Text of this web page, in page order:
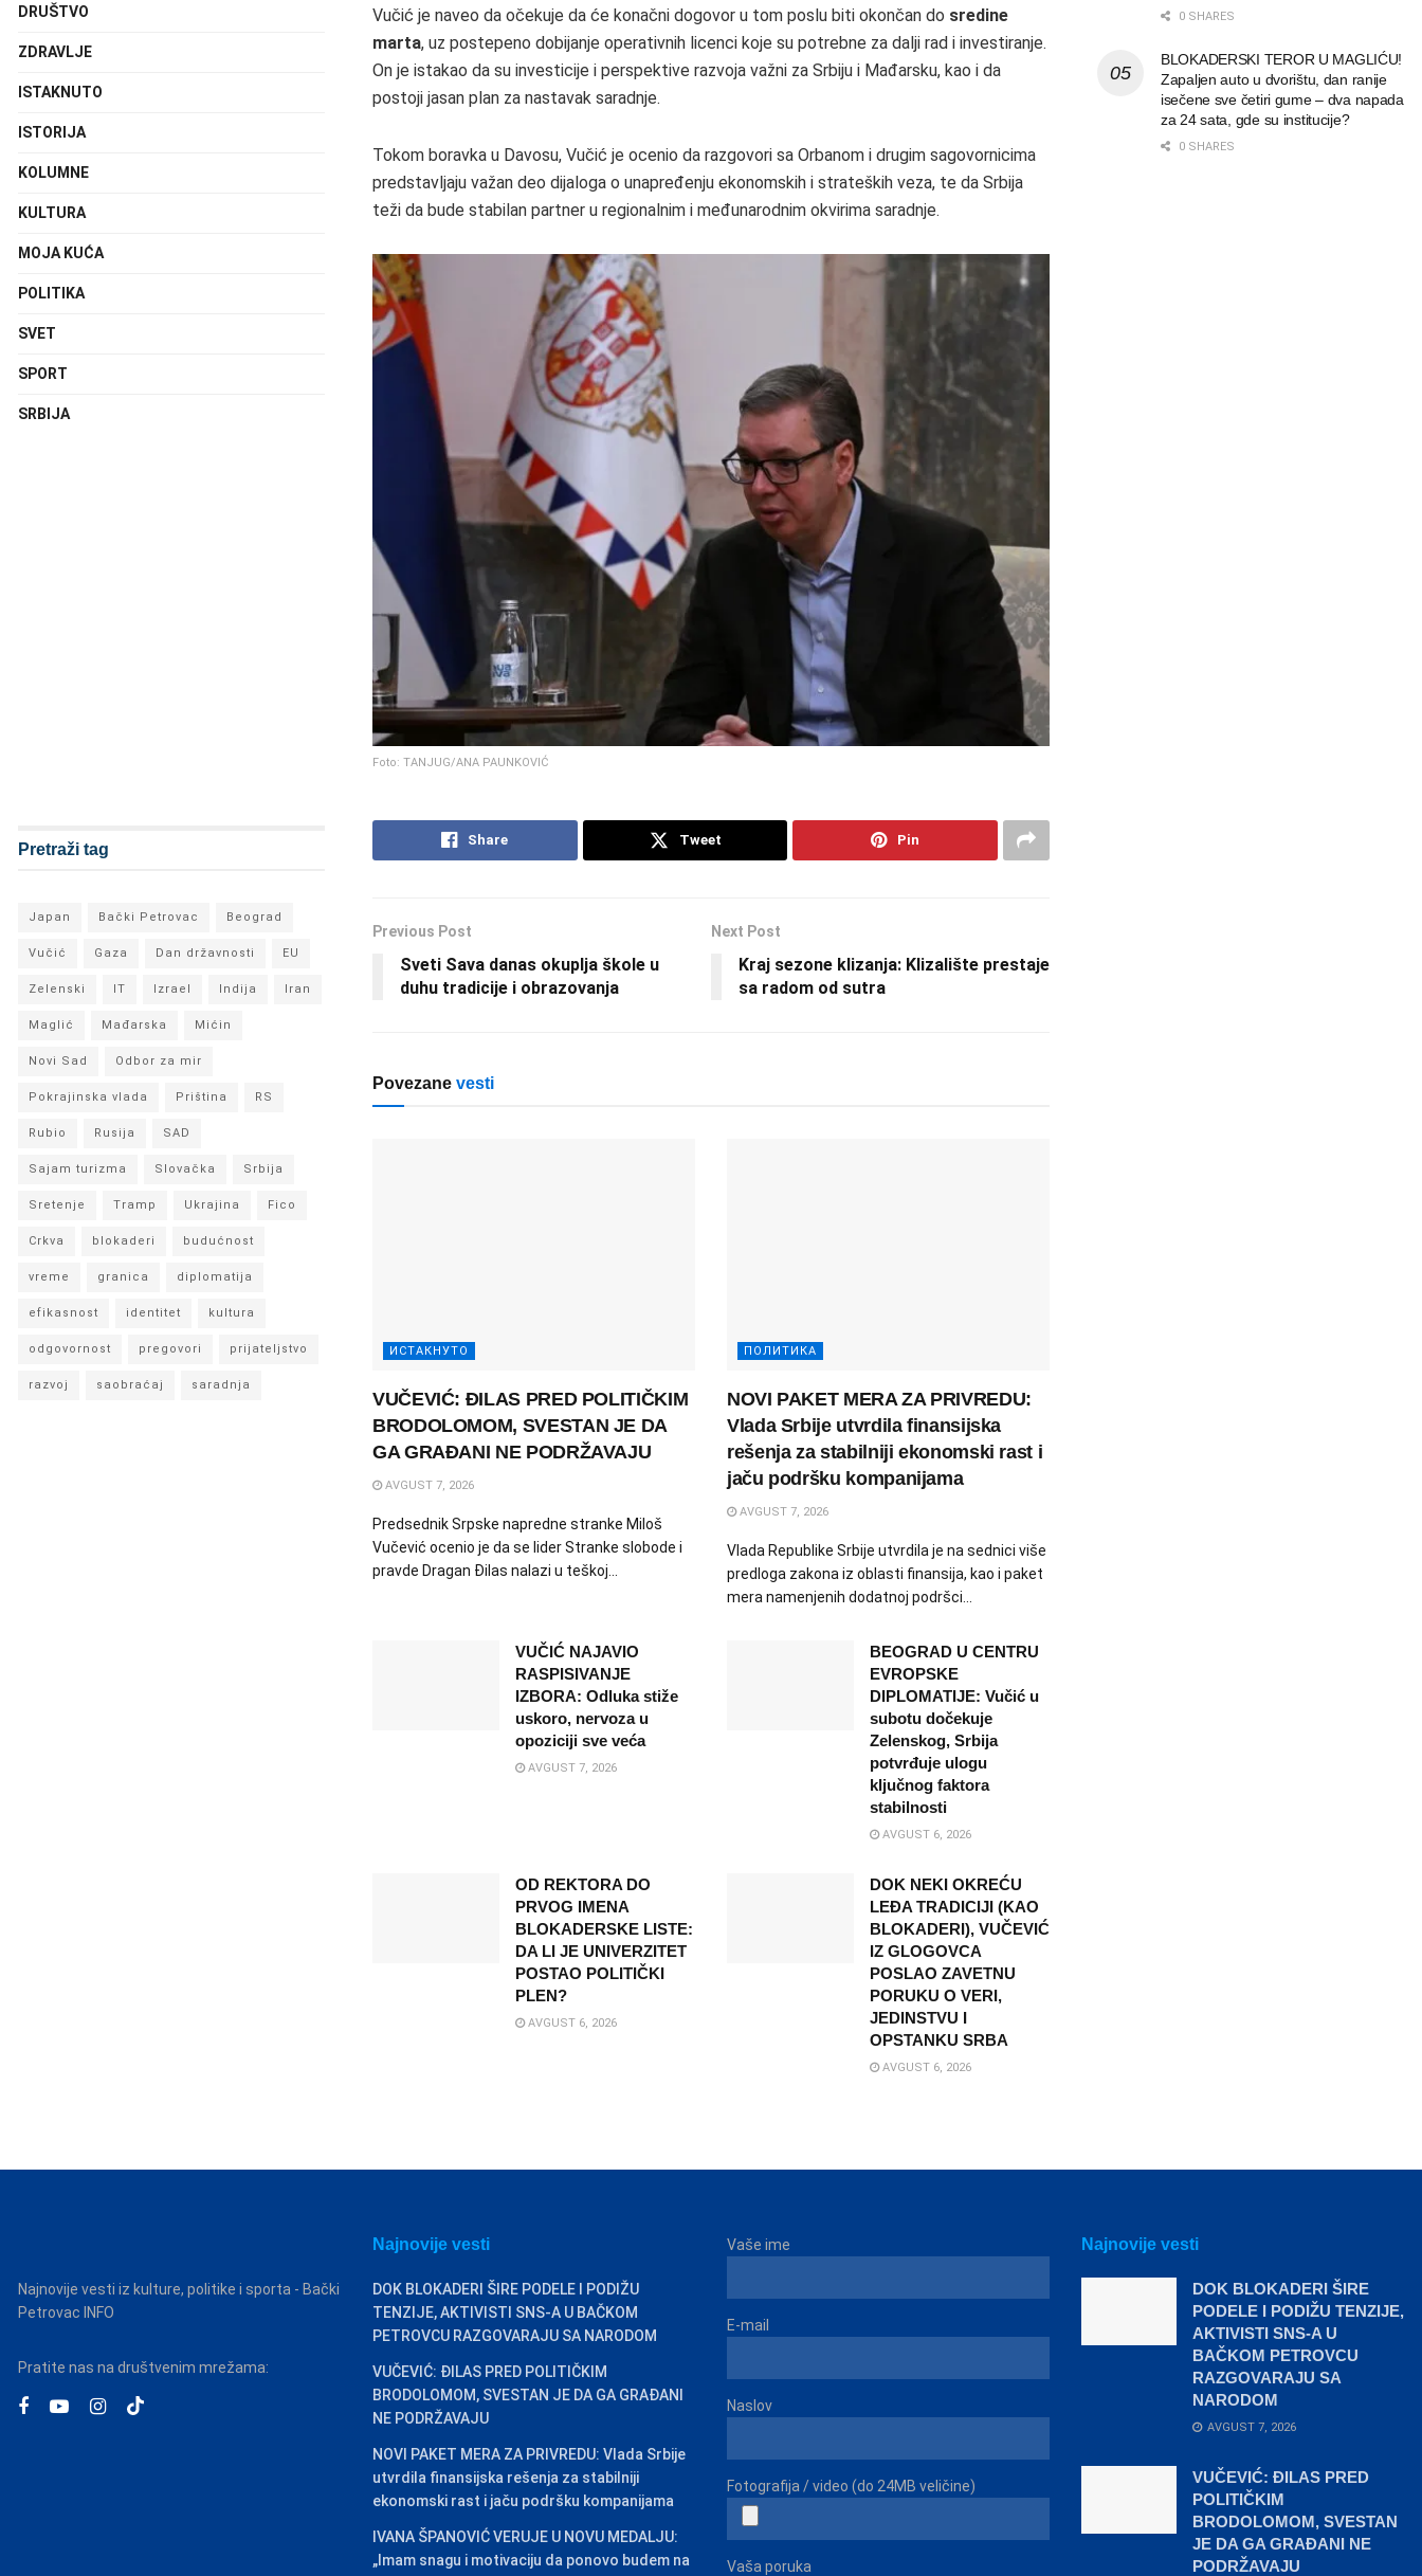
Vučić je naveo da očekuje da će konačni dogovor u tom poslu biti okončan do sredine
marta, uz postepeno dobijanje operativnih licenci koje su potrebne za dalji rad i investiranje.
On je istakao da su investicije i perspektive razvoja važni za Srbiju i Mađarsku, kao i da
postoji jasan plan za nastavak saradnje.
Tokom boravka u Davosu, Vučić je ocenio da razgovori sa Orbanom i drugim sagovornicima
predstavljaju važan deo dijaloga o unapređenju ekonomskih i strateških veza, te da Srbija
teži da bude stabilan partner u regionalnim i međunarodnim okvirima saradnje.
Foto: TANJUG/ANA PAUNKOVIĆ
Share Tweet Pin
Previous Post
Sveti Sava danas okuplja škole u
duhu tradicije i obrazovanja
Next Post
Kraj sezone klizanja: Klizalište prestaje
sa radom od sutra
Povezane vesti
ИСТАКНУТО
VUČEVIĆ: ĐILAS PRED POLITIČKIM
BRODOLOMOM, SVESTAN JE DA
GA GRAĐANI NE PODRŽAVAJU
AVGUST 7, 2026
Predsednik Srpske napredne stranke Miloš
Vučević ocenio je da se lider Stranke slobode i
pravde Dragan Đilas nalazi u teškoj...
ПОЛИТИКА
NOVI PAKET MERA ZA PRIVREDU:
Vlada Srbije utvrdila finansijska
rešenja za stabilniji ekonomski rast i
jaču podršku kompanijama
AVGUST 7, 2026
Vlada Republike Srbije utvrdila je na sednici više
predloga zakona iz oblasti finansija, kao i paket
mera namenjenih dodatnoj podršci...
VUČIĆ NAJAVIO
RASPISIVANJE
IZBORA: Odluka stiže
uskoro, nervoza u
opoziciji sve veća
AVGUST 7, 2026
BEOGRAD U CENTRU
EVROPSKE
DIPLOMATIJE: Vučić u
subotu dočekuje
Zelenskog, Srbija
potvrđuje ulogu
ključnog faktora
stabilnosti
AVGUST 6, 2026
OD REKTORA DO
PRVOG IMENA
BLOKADERSKE LISTE:
DA LI JE UNIVERZITET
POSTAO POLITIČKI
PLEN?
AVGUST 6, 2026
DOK NEKI OKREĆU
LEĐA TRADICIJI (KAO
BLOKADERI), VUČEVIĆ
IZ GLOGOVCA
POSLAO ZAVETNU
PORUKU O VERI,
JEDINSTVU I
OPSTANKU SRBA
AVGUST 6, 2026
DRUŠTVO
ZDRAVLJE
ISTAKNUTO
ISTORIJA
KOLUMNE
KULTURA
MOJA KUĆA
POLITIKA
SVET
SPORT
SRBIJA
Pretraži tag
Japan Bački Petrovac Beograd
Vučić Gaza Dan državnosti EU
Zelenski IT Izrael Indija Iran
Maglić Mađarska Mićin
Novi Sad Odbor za mir
Pokrajinska vlada Priština RS
Rubio Rusija SAD
Sajam turizma Slovačka Srbija
Sretenje Tramp Ukrajina Fico
Crkva blokaderi budućnost
vreme granica diplomatija
efikasnost identitet kultura
odgovornost pregovori prijateljstvo
razvoj saobraćaj saradnja
0 SHARES
BLOKADERSKI TEROR U MAGLIĆU!
Zapaljen auto u dvorištu, dan ranije
isečene sve četiri gume – dva napada
za 24 sata, gde su institucije?
0 SHARES
Najnovije vesti iz kulture, politike i sporta - Bački
Petrovac INFO
Pratite nas na društvenim mrežama:
Najnovije vesti
DOK BLOKADERI ŠIRE PODELE I PODIŽU
TENZIJE, AKTIVISTI SNS-A U BAČKOM
PETROVCU RAZGOVARAJU SA NARODOM
VUČEVIĆ: ĐILAS PRED POLITIČKIM
BRODOLOMOM, SVESTAN JE DA GA GRAĐANI
NE PODRŽAVAJU
NOVI PAKET MERA ZA PRIVREDU: Vlada Srbije
utvrdila finansijska rešenja za stabilniji
ekonomski rast i jaču podršku kompanijama
IVANA ŠPANOVIĆ VERUJE U NOVU MEDALJU:
„Imam snagu i motivaciju da ponovo budem na
Vaše ime
E-mail
Naslov
Fotografija / video (do 24MB veličine)
Vaša poruka
Najnovije vesti
DOK BLOKADERI ŠIRE
PODELE I PODIŽU TENZIJE,
AKTIVISTI SNS-A U
BAČKOM PETROVCU
RAZGOVARAJU SA
NARODOM
AVGUST 7, 2026
VUČEVIĆ: ĐILAS PRED
POLITIČKIM
BRODOLOMOM, SVESTAN
JE DA GA GRAĐANI NE
PODRŽAVAJU